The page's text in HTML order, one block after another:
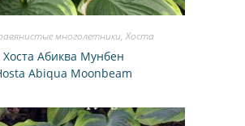
многолетники,Хоста
Хоста Абиква Мунбен
Abiqua Moonbeam